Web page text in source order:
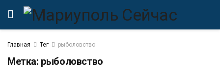
Главная Тег рыболовство
Метка: рыболовство